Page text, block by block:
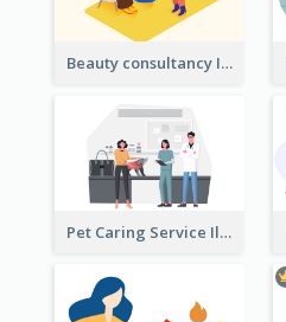
Beauty consultancy Illustration
Pet Caring Service Illustration